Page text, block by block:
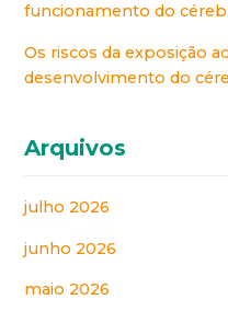
funcionamento do
Os riscos da exposição
desenvolvimento do
Arquivos
julho 2026
junho 2026
maio 2026